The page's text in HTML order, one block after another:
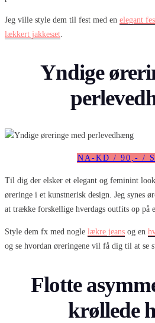
Jeg ville style dem til fest med en elegant
lækkert jakkesæt
Yndige
NA-KD / 90,- /
Til dig der elsker et elegant og feminint
øreringe i et kunstnerisk design. Jeg synes
at trække forskellige hverdags outfits op på
Style dem fx med nogle lækre jeans og en
og se hvordan øreringene vil få dig til at se
Flotte
krøllede